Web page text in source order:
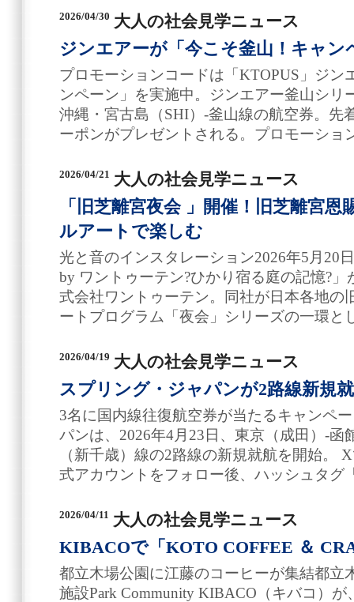
2026/04/30 大人の社会見学ニュース
ジンエアーが「今こそ釜山！キャン
プロモーションコードは「KTOPUS」ジン
ンペーン」を実施中。ジンエアー釜山シリ
沖縄・宮古島（SHI）-釜山線の航空券。先
ーポンがプレゼントされる。プロモーシ
2026/04/21 大人の社会見学ニュース
「旧芝離宮夜会 」開催！旧芝離宮
ルアートで楽しむ
光と音のインスタレーション2026年5月20
by ワントゥーテン?ひかり宿る庭の記憶?
式会社ワントゥーテン。同社が日本各地の
ートプログラム「夜会」シリーズの一環
2026/04/19 大人の社会見学ニュース
スプリング・ジャパンが2路線新規
3名に国内線往復航空券が当たるキャンペ
パンは、2026年4月23日、東京（成田）-函
（新千歳）線の2路線の新規就航を開始。
式アカウントをフォロー後、ハッシュタ
2026/04/11 大人の社会見学ニュース
KIBACOで「KOTO COFFEE ＆
都立木場公園に江藤のコーヒーが集結都立
施設Park Community KIBACO（キバコ）